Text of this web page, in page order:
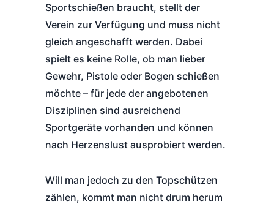
Sportschießen braucht, stellt der
Verein zur Verfügung und muss nicht
gleich angeschafft werden. Dabei
spielt es keine Rolle, ob man lieber
Gewehr, Pistole oder Bogen schießen
möchte – für jede der angebotenen
Disziplinen sind ausreichend
Sportgeräte vorhanden und können
nach Herzenslust ausprobiert werden.
Will man jedoch zu den Topschützen
zählen, kommt man nicht drum herum